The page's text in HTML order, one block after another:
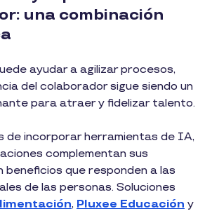
una combinación
ayudar a agilizar procesos,
del colaborador sigue siendo un
para atraer y fidelizar talento.
de incorporar herramientas de IA,
complementan sus
que responden a las
de las personas. Soluciones
, Pluxee Educación y